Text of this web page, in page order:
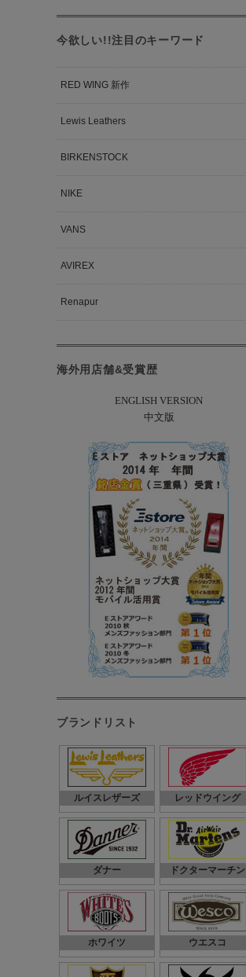
今欲しい!!注目のキーワード
RED WING 新作
Lewis Leathers
BIRKENSTOCK
NIKE
VANS
AVIREX
Renapur
海外用店舗&受賞歴
ENGLISH VERSION
中文版
ブランドリスト
ルイスレザーズ レッドウイング
ダナー ドクターマーチン
ホワイツ ウエスコ